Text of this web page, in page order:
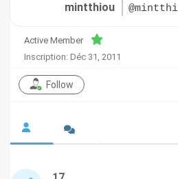
mintthiou
Active Member
Inscription: Déc 31, 2011
Follow